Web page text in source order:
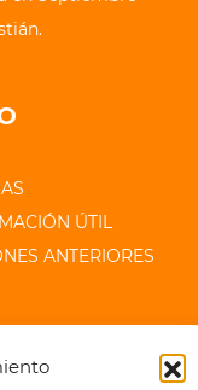
ÚTIL
ANTERIORES